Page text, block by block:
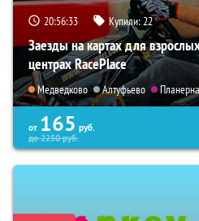
20:56:31 Купили:22
Заезды на картах для
центрах RacePlace
Медведково Алтуфьево
от 165 руб.
до2250руб.